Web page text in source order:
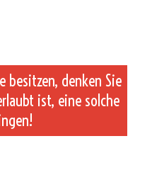
besitzen, denken Sie
ist, eine solche